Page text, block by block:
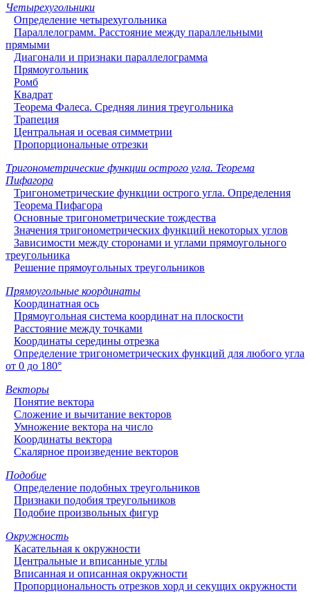
Четырехугольники
Определение четырехугольника
Параллелограмм. Расстояние между параллельными
прямыми
Диагонали и признаки параллелограмма
Прямоугольник
Ромб
Квадрат
Теорема Фалеса. Средняя линия треугольника
Трапеция
Центральная и осевая симметрии
Пропорциональные отрезки
Тригонометрические функции острого угла. Теорема
Пифагора
Тригонометрические функции острого угла. Определения
Теорема Пифагора
Основные тригонометрические тождества
Значения тригонометрических функций некоторых углов
Зависимости между сторонами и углами прямоугольного
треугольника
Решение прямоугольных треугольников
Прямоугольные координаты
Координатная ось
Прямоугольная система координат на плоскости
Расстояние между точками
Координаты середины отрезка
Определение тригонометрических функций для любого угла
от 0 до 180°
Векторы
Понятие вектора
Сложение и вычитание векторов
Умножение вектора на число
Координаты вектора
Скалярное произведение векторов
Подобие
Определение подобных треугольников
Признаки подобия треугольников
Подобие произвольных фигур
Окружность
Касательная к окружности
Центральные и вписанные углы
Вписанная и описанная окружности
Пропорциональность отрезков хорд и секущих окружности